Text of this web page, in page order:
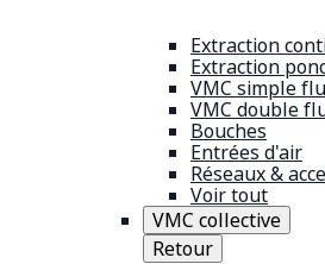
Extraction
Extraction
VMC simple
VMC double
Bouches
Entrées d'air
Réseaux &
Voir tout
VMC collective
Retour